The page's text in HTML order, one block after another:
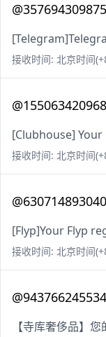
接收时间: 北京时间
[Clubhouse]
接收时间: 北京时间
[Flyp]Your Flyp
接收时间: 北京时间
【寺库奢侈品】